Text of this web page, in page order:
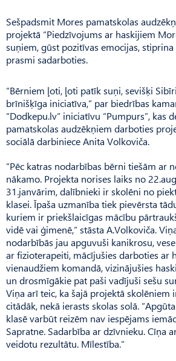
Sešpadsmit Mores pamatskolas
projektā “Piedzīvojums ar haskijiem
suņiem, gūst pozitīvas emocijas,
prasmi sadarboties.
“Bērniem ļoti, ļoti patīk suņi, sevišķi
brīnišķīga iniciatīva,” par biedrības
“Dodkepu.lv” iniciatīvu “Pumpurs”, kas
pamatskolas audzēkņiem darboties
sociālā darbiniece Anita Volkoviča.
“Pēc katras nodarbības bērni tiešām ar
nākamo. Projekta norises laiks no
31.janvārim, dalībnieki ir skolēni no
klasei. Īpaša uzmanība tiek pievērsta
kuriem ir priekšlaicīgas mācību
vidē vai ģimenē,” stāsta A.Volkoviča.
nodarbībās jau apguvuši kanikrosu,
ar fizioterapeiti, mācījušies darboties ar
vienaudžiem komandā, vizinājušies
un drosmīgākie pat paši vadījuši sešu
Viņa arī teic, ka šajā projektā skolēniem
citādāk, nekā ierasts skolas solā.
klasē varbūt reizēm nav iespējams
Sapratne. Sadarbība ar dzīvnieku. Cīņa
veidotu rezultātu. Mīlestība.”